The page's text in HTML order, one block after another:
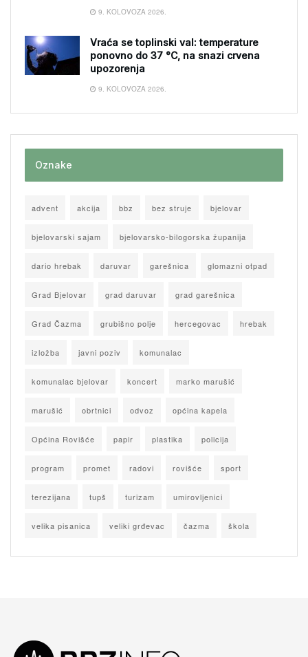
9. KOLOVOZA 2026.
Vraća se toplinski val: temperature
ponovno do 37 °C, na snazi crvena
upozorenja
9. KOLOVOZA 2026.
Oznake
advent akcija bbz bez struje bjelovar
bjelovarski sajam bjelovarsko-bilogorska županija
dario hrebak daruvar garešnica glomazni otpad
Grad Bjelovar grad daruvar grad garešnica
Grad Čazma grubišno polje hercegovac hrebak
izložba javni poziv komunalac
komunalac bjelovar koncert marko marušić
marušić obrtnici odvoz općina kapela
Općina Rovišće papir plastika policija
program promet radovi rovišće sport
terezijana tupš turizam umirovljenici
velika pisanica veliki grđevac čazma škola